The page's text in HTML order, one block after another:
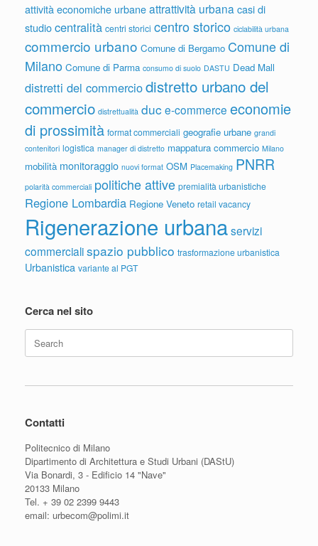
attività economiche urbaneattrattività urbana casi di
studiocentralità centri storici centro storico ciclabilità urbana
commercio urbano Comune di Bergamo Comune di
Milano Comune di Parma consumo di suolo DASTU Dead Mall
distretti del commerciodistretto urbano del
commercio distrettualità duc e-commerce economie
di prossimità format commerciali geografie urbane grandi
contenitori logistica manager di distretto mappatura commercio Milano
mobilità monitoraggio nuovi format OSM Placemaking PNRR
polarità commerciali politiche attive premialità urbanistiche
Regione Lombardia Regione Veneto retail vacancy
Rigenerazione urbanaservizi
commercialispazio pubblico trasformazione urbanistica
Urbanistica variante al PGT
Cerca nel sito
Search
for:
Contatti
Politecnico di Milano
Dipartimento di Architettura e Studi Urbani (DAStU)
Via Bonardi, 3 - Edificio 14 "Nave"
20133 Milano
Tel. + 39 02 2399 9443
email: urbecom@polimi.it